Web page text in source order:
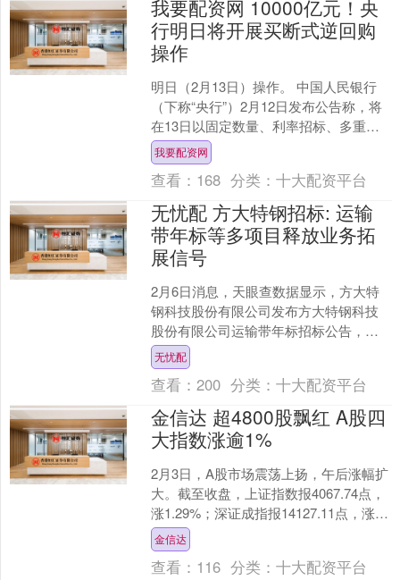
我要配资网 10000亿元！央
行明日将开展买断式逆回购
操作
明日（2月13日）操作。 中国人民银行
（下称“央行”）2月12日发布公告称，将
在13日以固定数量、利率招标、多重价
位中标方式开展10000亿元买断式逆回购
操作，....
我要配资网
查看： 168 分类：十大配资平台
无忧配 方大特钢招标: 运输
带年标等多项目释放业务拓
展信号
2月6日消息，天眼查数据显示，方大特
钢科技股份有限公司发布方大特钢科技
股份有限公司运输带年标招标公告，发
布时间为2026年2月6日。 招标核心基础
信息一览 字段....
无忧配
查看：200 分类：十大配资平台
金信达 超4800股飘红 A股四
大指数涨逾1%
2月3日，A股市场震荡上扬，午后涨幅扩
大。截至收盘，上证指数报4067.74点，
涨1.29%；深证成指报14127.11点，涨
2.19%；创业板指报3324.8....
金信达
查看： 116 分类：十大配资平台